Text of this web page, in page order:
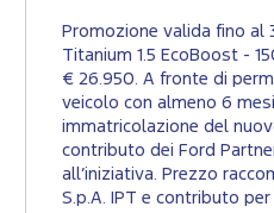
Promozione valida fino al
Titanium 1.5 EcoBoost -
€ 26.950. A fronte di
veicolo con almeno 6
immatricolazione del
contributo dei Ford
all’iniziativa. Prezzo
S.p.A. IPT e contributo